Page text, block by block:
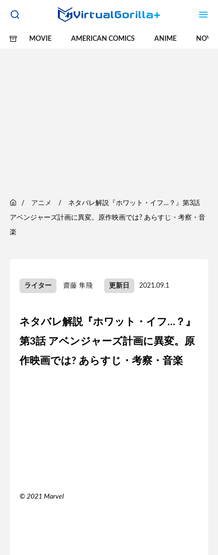
MOVIE AMERICAN COMICS ANIME
アニメ ネタバレ解説『ホワット・イフ…？』第3話
アベンジャーズ計画に異変。原作映画では? あらすじ・考察・音
楽
ライター 齋藤 隼飛 更新日 2021.09.1
ネタバレ解説『ホワット・イフ…？』
第3話 アベンジャーズ計画に異変。原
作映画では? あらすじ・考察・音楽
© 2021 Marvel